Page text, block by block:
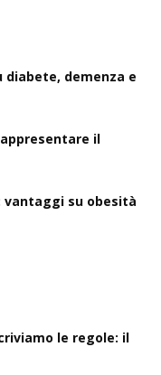
diabete, demenza e
il
su obesità
le regole: il